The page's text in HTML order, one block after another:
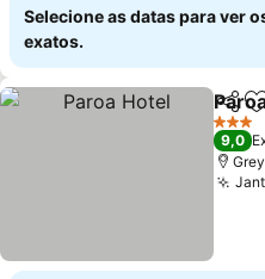
Selecione as datas para ver
exatos.
3
9,0